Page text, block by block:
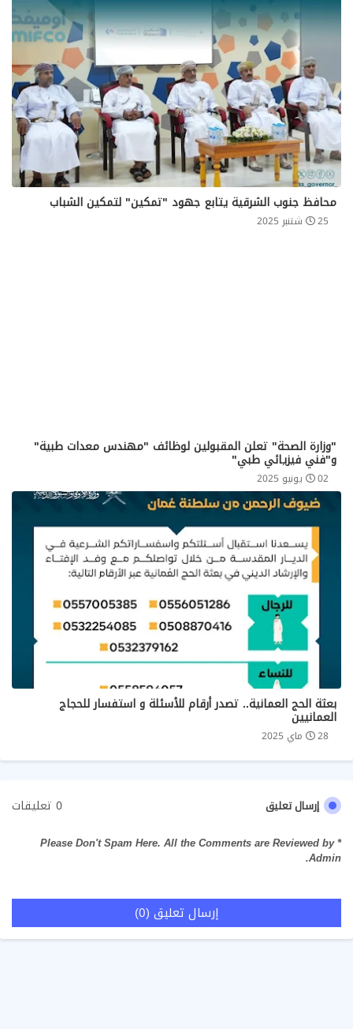
محافظ جنوب الشرقية يتابع جهود "تمكين" لتمكين الشباب
25 شتنبر 2025
"وزارة الصحة" تعلن المقبولين لوظائف "مهندس معدات طبية"
و"فني فيزيائي طبي"
02 يونيو 2025
بعثة الحج العمانية.. تصدر أرقام للأسئلة و استفسار للحجاج
العمانيين
28 ماي 2025
إرسال تعليق 0 تعليقات
* Please Don't Spam Here. All the Comments are Reviewed by
Admin.
إرسال تعليق (0)